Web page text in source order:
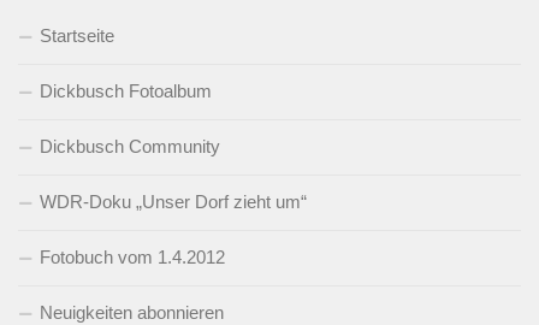
Startseite
Dickbusch Fotoalbum
Dickbusch Community
WDR-Doku „Unser Dorf zieht um“
Fotobuch vom 1.4.2012
Neuigkeiten abonnieren